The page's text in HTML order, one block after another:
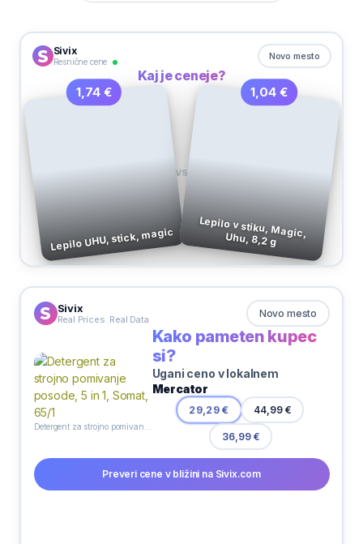
Sivix
Resnične cene
Novo mesto
Kaj je ceneje?
1,74 €
Lepilo UHU, stick, magic
VS
1,04 €
Lepilo v stiku, Magic,
Uhu, 8,2 g
Sivix
Real Prices. Real Data Novo mesto
Kako pameten kupec
si?
Ugani ceno v lokalnem
Mercator
29,29 € 44,99 €
36,99 €
Preveri cene v bližini na Sivix.com